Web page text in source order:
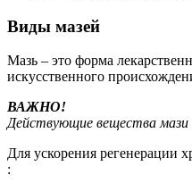
Виды мазей
Мазь – это форма
искусственного
ВАЖНО!
Действующие вещества мази
Для ускорения регенерации
: